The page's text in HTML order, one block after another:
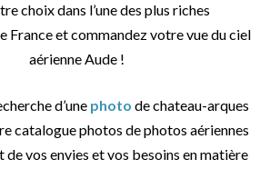
choix dans l’une des plus riches
France et commandez votre vue du ciel
aérienne Aude !
d’une photo de chateau-arques
catalogue photos de photos aériennes
de vos envies et vos besoins en matière